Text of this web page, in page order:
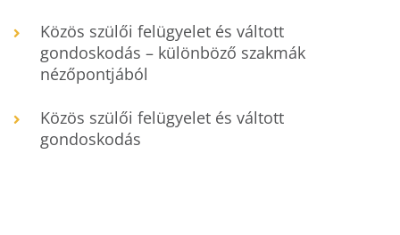
Közös szülői felügyelet és váltott
gondoskodás – különböző szakmák
nézőpontjából
Közös szülői felügyelet és váltott
gondoskodás